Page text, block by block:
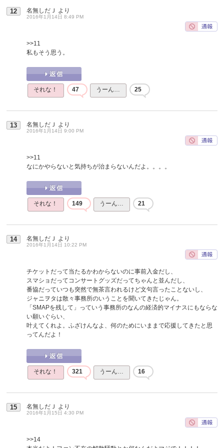
12 名無しだＪ より
2016年1月14日 8:49 PM
>>11
私もそう思う。
それな！ 47 うーん… 25
13 名無しだＪ より
2016年1月14日 9:00 PM
>>11
なにかやらないと気持ちが治まらないんだよ。。。。
それな！ 149 うーん… 21
14 名無しだＪ より
2016年1月14日 10:22 PM
チケットだって当たるかわからないのに事前入金だし、
スマショだってコンサートグッズだってちゃんと並んだし、
番協だっていつも突然で無茶言われるけど文句言ったことないし、
ジャニヲタは散々事務所のいうことを聞いてきたじゃん。
「SMAPを残して」っていう事務所のなんの経済的マイナスにもならな
い願いぐらい、
叶えてくれよ。ふざけんなよ、何のためにいままで応援してきたと思
ってんだよ！
それな！ 321 うーん… 16
15 名無しだＪ より
2016年1月15日 4:30 PM
>>14